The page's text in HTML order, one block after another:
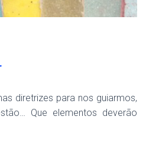
diretrizes para nos guiarmos,
Que elementos deverão